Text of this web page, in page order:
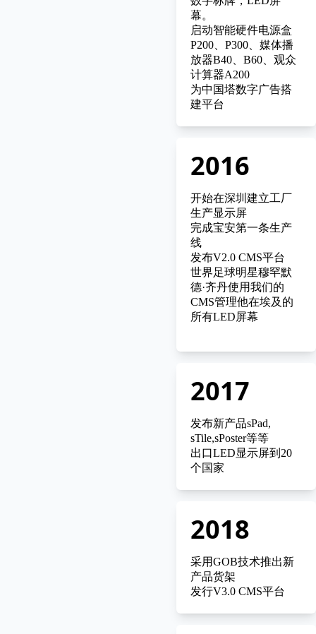
幕。
启动智能硬件电源盒
P200、P300、媒体播
放器B40、B60、观众
计算器A200
为中国塔数字广告搭
建平台
2016
开始在深圳建立工厂
生产显示屏
完成宝安第一条生产
线
发布V2.0 CMS平台
世界足球明星穆罕默
德·齐丹使用我们的
CMS管理他在埃及的
所有LED屏幕
2017
发布新产品sPad,
sTile,sPoster等等
出口LED显示屏到20
个国家
2018
采用GOB技术推出新
产品货架
发行V3.0 CMS平台